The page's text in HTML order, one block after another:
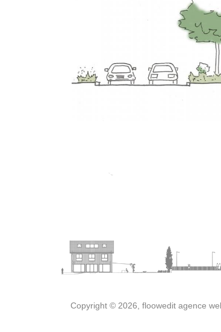
Copyright © 2026, floowedit agence